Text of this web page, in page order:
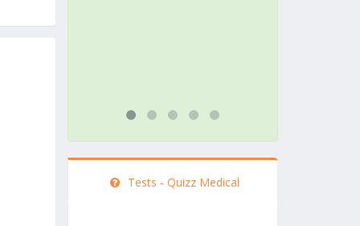
Tests - Quizz Medical